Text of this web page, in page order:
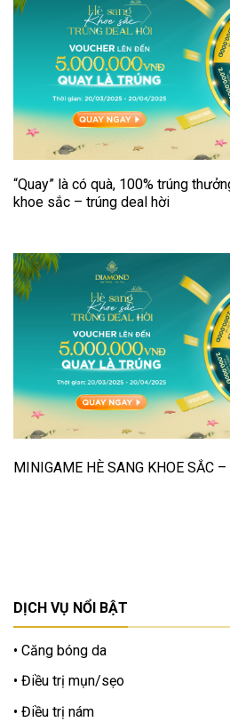
“Quay” là có quà, 100% trúng
khoe sắc – trúng deal hời
MINIGAME HÈ SANG KHOE SẮC –
DỊCH VỤ NỔI BẬT
Căng bóng da
Điều trị mụn/sẹo
Điều trị nám